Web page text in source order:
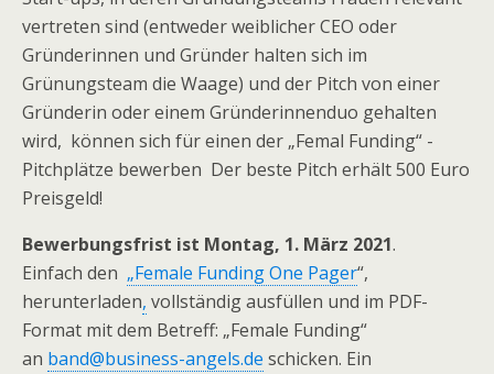
vertreten sind (entweder weiblicher CEO oder
Gründerinnen und Gründer halten sich im
Grünungsteam die Waage) und der Pitch von einer
Gründerin oder einem Gründerinnenduo gehalten
wird, können sich für einen der „Femal Funding“ -
Pitchplätze bewerben Der beste Pitch erhält 500 Euro
Preisgeld!
Bewerbungsfrist ist Montag, 1. März 2021.
Einfach den „Female Funding One Pager“,
herunterladen, vollständig ausfüllen und im PDF-
Format mit dem Betreff: „Female Funding“
an band@business-angels.de schicken. Ein